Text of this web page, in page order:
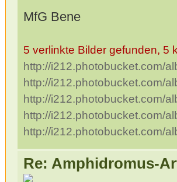
MfG Bene
5 verlinkte Bilder gefunden, 5
http://i212.photobucket.com/
http://i212.photobucket.com/
http://i212.photobucket.com/
http://i212.photobucket.com/
http://i212.photobucket.com/
Re: Amphidromus-